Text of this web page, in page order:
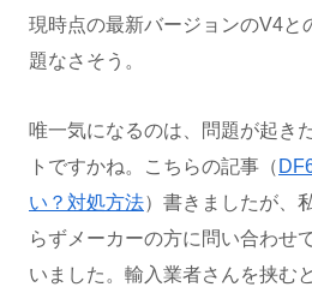
現時点の最新バージョンのV4と
題なさそう。
唯一気になるのは、問題が起き
トですかね。こちらの記事（
い？対処方法）書きましたが、
らずメーカーの方に問い合わせ
いました。輸入業者さんを挟む